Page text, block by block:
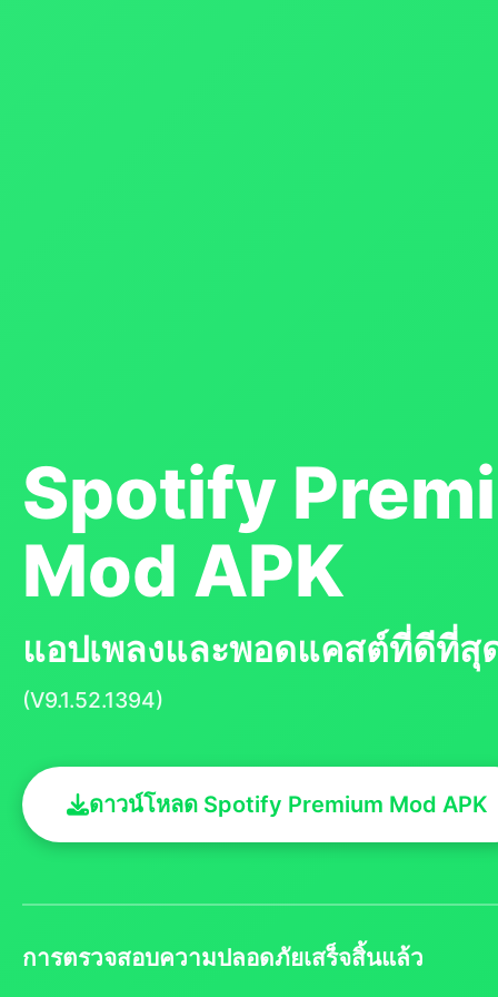
Spotify
Mod APK
แอปเพลงและพอดแคสต์ที่ดีที่สุ
(V9.1.52.1394)
ดาวน์โหลด Spotify Premium Mod APK
การตรวจสอบความปลอดภัยเสร็จสิ้นแล้ว